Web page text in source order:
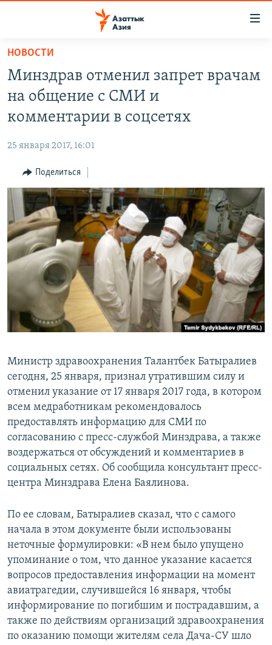
Вернуться
основному
содержанию
главной
навигации
Вернутся
поиску
КАЗАХСТАН
ТАДЖИКИСТАН
НОВОСТИ
ҚАЗАҚША
КЫРГЫЗЧА
ЎЗБЕКЧА
ТОҶИКӢ
TÜRKMENÇE
Все сайты РСЕ/РС
НОВОСТИ
Минздрав отменил запрет врачам
на общение с СМИ и
комментарии в соцсетях
25 января 2017, 16:01
Поделиться
Министр здравоохранения Талантбек Батыралиев
сегодня, 25 января, признал утратившим силу и
отменил указание от 17 января 2017 года, в котором
всем медработникам рекомендовалось
предоставлять информацию для СМИ по
согласованию с пресс-службой Минздрава, а также
воздержаться от обсуждений и комментариев в
социальных сетях. Об сообщила консультант пресс-
центра Минздрава Елена Баялинова.
По ее словам, Батыралиев сказал, что с самого
начала в этом документе были использованы
неточные формулировки: «В нем было упущено
упоминание о том, что данное указание касается
вопросов предоставления информации на момент
авиатрагедии, случившейся 16 января, чтобы
информирование по погибшим и пострадавшим, а
также по действиям организаций здравоохранения
по оказанию помощи жителям села Дача-СУ шло